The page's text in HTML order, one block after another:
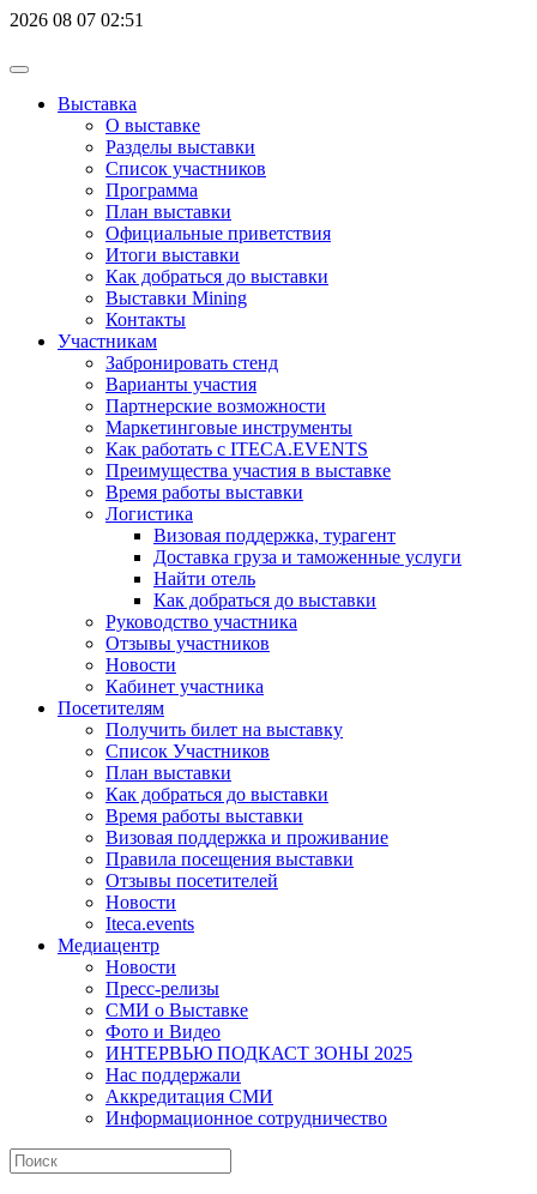
2026 08 07 02:51
Выставка
О выставке
Разделы выставки
Список участников
Программа
План выставки
Официальные приветствия
Итоги выставки
Как добраться до выставки
Выставки Mining
Контакты
Участникам
Забронировать стенд
Варианты участия
Партнерские возможности
Маркетинговые инструменты
Как работать с ITECA.EVENTS
Преимущества участия в выставке
Время работы выставки
Логистика
Визовая поддержка, турагент
Доставка груза и таможенные услуги
Найти отель
Как добраться до выставки
Руководство участника
Отзывы участников
Новости
Кабинет участника
Посетителям
Получить билет на выставку
Список Участников
План выставки
Как добраться до выставки
Время работы выставки
Визовая поддержка и проживание
Правила посещения выставки
Отзывы посетителей
Новости
Iteca.events
Медиацентр
Новости
Пресс-релизы
СМИ о Выставке
Фото и Видео
ИНТЕРВЬЮ ПОДКАСТ ЗОНЫ 2025
Нас поддержали
Аккредитация СМИ
Информационное сотрудничество